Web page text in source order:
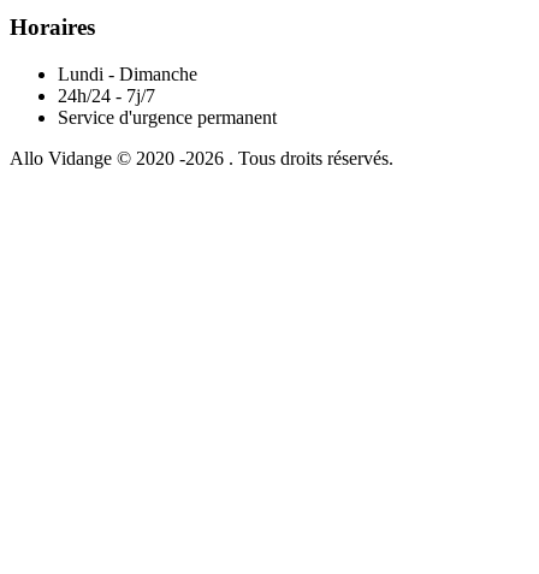
Horaires
Lundi - Dimanche
24h/24 - 7j/7
Service d'urgence permanent
Allo Vidange © 2020 -2026 . Tous droits réservés.